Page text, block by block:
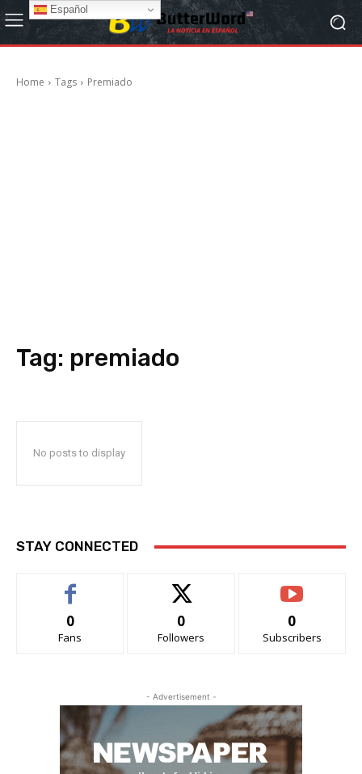
Home Tags Premiado
Tag: premiado
No posts to display
STAY CONNECTED
0
Fans
0
Followers
0
Subscribers
- Advertisement -
Español